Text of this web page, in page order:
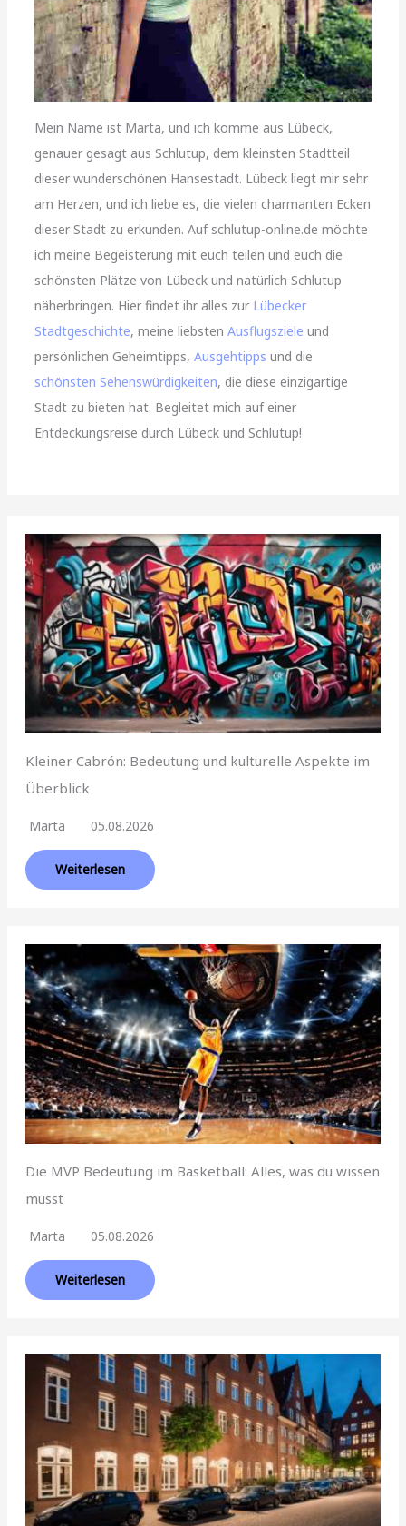
Mein Name ist Marta, und ich komme aus Lübeck,
genauer gesagt aus Schlutup, dem kleinsten Stadtteil
dieser wunderschönen Hansestadt. Lübeck liegt mir sehr
am Herzen, und ich liebe es, die vielen charmanten Ecken
dieser Stadt zu erkunden. Auf schlutup-online.de möchte
ich meine Begeisterung mit euch teilen und euch die
schönsten Plätze von Lübeck und natürlich Schlutup
näherbringen. Hier findet ihr alles zur Lübecker
Stadtgeschichte, meine liebstenAusflugsziele und
persönlichen Geheimtipps,Ausgehtipps und die
schönsten Sehenswürdigkeiten, die diese einzigartige
Stadt zu bieten hat. Begleitet mich auf einer
Entdeckungsreise durch Lübeck und Schlutup!
Kleiner Cabrón: Bedeutung und kulturelle Aspekte im
Überblick
Marta 05.08.2026
Weiterlesen
Die MVP Bedeutung im Basketball: Alles, was du wissen
musst
Marta 05.08.2026
Weiterlesen